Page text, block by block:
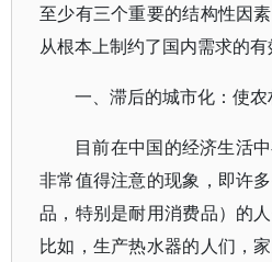
至少有三个重要的结构性因
从根本上制约了国内需求的有
一、滞后的城市化：使
目前在中国的经济生活
非常值得注意的现象，即许
品，特别是耐用消费品）的
比如，生产热水器的人们，